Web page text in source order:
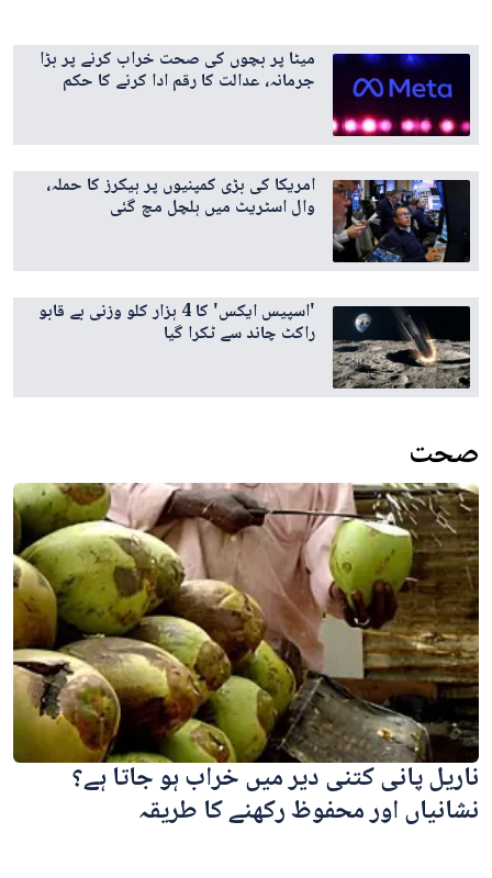
میٹا پر بچوں کی صحت خراب کرنے پر بڑا
جرمانہ، عدالت کا رقم ادا کرنے کا حکم
امریکا کی بڑی کمپنیوں پر ہیکرز کا حملہ،
وال اسٹریٹ میں ہلچل مچ گئی
'اسپیس ایکس' کا 4 ہزار کلو وزنی بے قابو
راکٹ چاند سے ٹکرا گیا
صحت
ناریل پانی کتنی دیر میں خراب ہو جاتا ہے؟
نشانیاں اور محفوظ رکھنے کا طریقہ